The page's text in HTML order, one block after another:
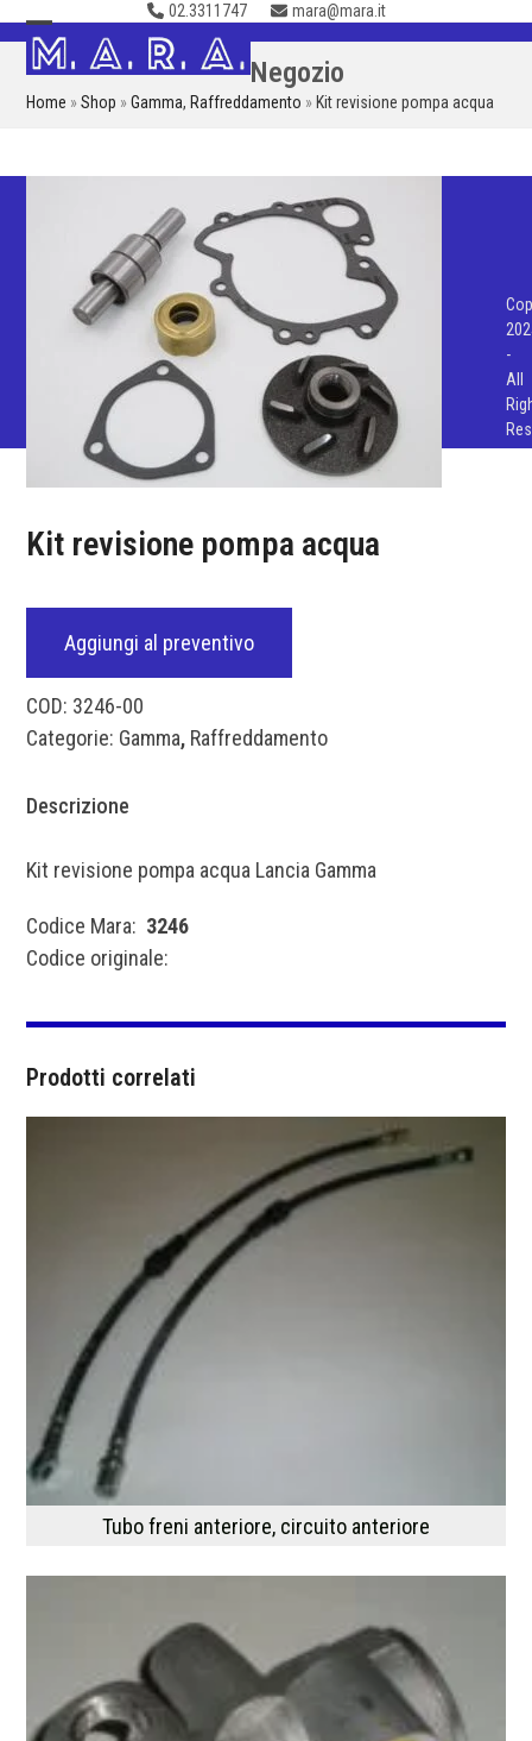
Skip
to
content
02.3311747 mara@mara.it
Open
mobile
Close
mobile
Negozio
Home »Shop »Gamma, Raffreddamento » Kit revisione pompa acqua
Kit revisione pompa acqua
Aggiungi al preventivo
COD: 3246-00
Categorie: Gamma, Raffreddamento
Descrizione
Kit revisione pompa acqua Lancia Gamma
Codice Mara: 3246
Codice originale:
Prodotti correlati
Tubo freni anteriore, circuito anteriore
-
All